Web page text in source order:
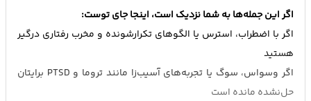
اگر این جمله‌ها به شما نزدیک است، اینجا جای توست:
اگر با اضطراب، استرس یا الگوهای تکرارشونده و مخرب رفتاری درگیر
هستید
اگر وسواس، سوگ یا تجربه‌های آسیب‌زا مانند تروما و PTSD برایتان
حل‌نشده مانده است